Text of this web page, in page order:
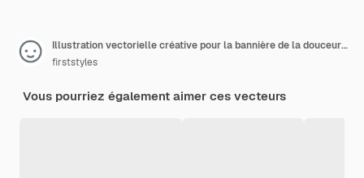
Illustration vectorielle créative pour la bannière de la douceur heureuse
firststyles
Vous pourriez également aimer ces vecteurs